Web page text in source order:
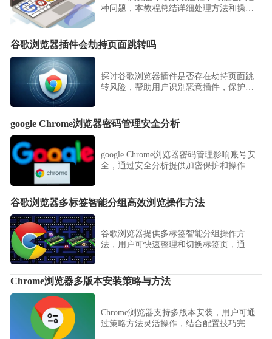
种问题，本教程总结详细处理方法和操作
谷歌浏览器插件会劫持页面跳转吗
探讨谷歌浏览器插件是否存在劫持页面跳
转风险，帮助用户识别恶意插件，保护浏
google Chrome浏览器密码管理安全分析
google Chrome浏览器密码管理影响账号安
全，通过安全分析提供加密保护和操作指
谷歌浏览器多标签智能分组高效浏览操作方法
谷歌浏览器提供多标签智能分组操作方
法，用户可快速整理和切换标签页，通过
智能化。
Chrome浏览器多版本安装策略与方法
Chrome浏览器支持多版本安装，用户可通
过策略方法灵活操作，结合配置技巧完成